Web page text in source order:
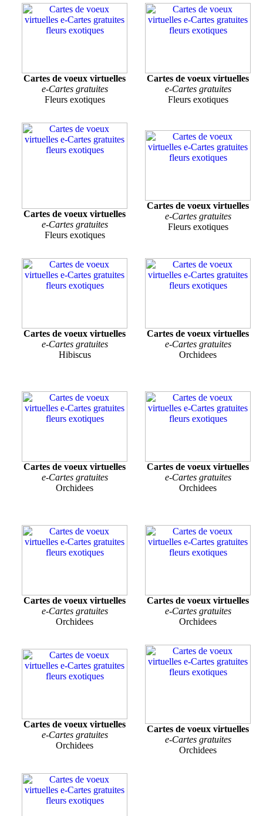
Cartes de voeux virtuelles
e-Cartes gratuites
Fleurs exotiques
Cartes de voeux virtuelles
e-Cartes gratuites
Fleurs exotiques
Cartes de voeux virtuelles
e-Cartes gratuites
Fleurs exotiques
Cartes de voeux virtuelles
e-Cartes gratuites
Fleurs exotiques
Cartes de voeux virtuelles
e-Cartes gratuites
Hibiscus
Cartes de voeux virtuelles
e-Cartes gratuites
Orchidees
Cartes de voeux virtuelles
e-Cartes gratuites
Orchidees
Cartes de voeux virtuelles
e-Cartes gratuites
Orchidees
Cartes de voeux virtuelles
e-Cartes gratuites
Orchidees
Cartes de voeux virtuelles
e-Cartes gratuites
Orchidees
Cartes de voeux virtuelles
e-Cartes gratuites
Orchidees
Cartes de voeux virtuelles
e-Cartes gratuites
Orchidees